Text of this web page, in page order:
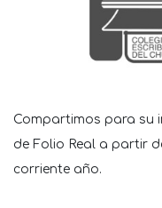
Compartimos para su
de Folio Real a partir
corriente año.